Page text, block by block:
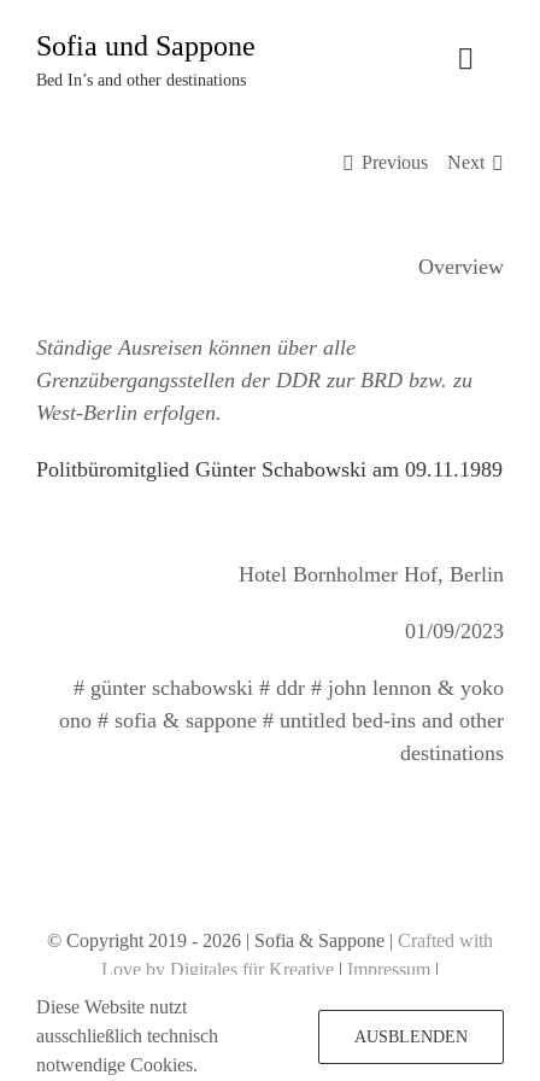
Inhalt
springen
Sofia und Sappone
Bed In’s and other destinations
Toggle
Termine
Previous Next
Overview
Ständige Ausreisen können über alle
Grenzübergangsstellen der DDR zur BRD bzw. zu
West-Berlin erfolgen.
Politbüromitglied Günter Schabowski am 09.11.1989
Hotel Bornholmer Hof, Berlin
01/09/2023
# günter schabowski # ddr # john lennon & yoko
ono # sofia & sappone # untitled bed-ins and other
destinations
© Copyright 2019 - 2026 | Sofia & Sappone | Crafted with
Love by Digitales für Kreative | Impressum |
Diese Website nutzt
ausschließlich technisch
notwendige Cookies.
AUSBLENDEN